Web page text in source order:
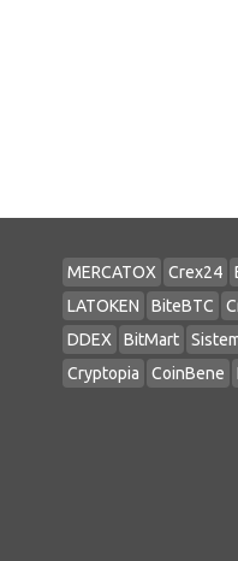
MERCATOX Crex24
LATOKEN
BiteBTC
DDEX
BitMart
Cryptopia
CoinBene